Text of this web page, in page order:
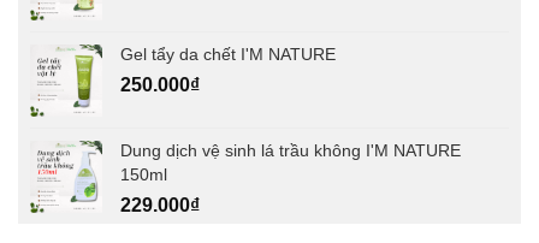
Gel tẩy da chết I'M NATURE
250.000₫
Dung dịch vệ sinh lá trầu không I'M NATURE
150ml
229.000₫